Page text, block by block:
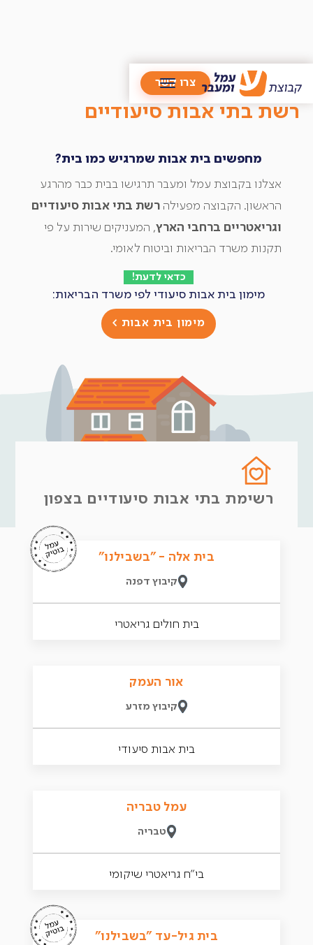
צרו קשר
בתי אבות
רשת בתי אבות סיעודיים
מחפשים בית אבות שמרגיש כמו בית?
אצלנו בקבוצת עמל ומעבר תרגישו בבית כבר מהרגע
הראשון. הקבוצה מפעילהרשת בתי אבות סיעודיים
וגריאטריים ברחבי הארץ, המעניקים שירות על פי
תקנות משרד הבריאות וביטוח לאומי.
כדאי לדעת!
מימון בית אבות סיעודי לפי משרד הבריאות:
מימון בית אבות >
רשימת בתי אבות סיעודיים בצפון
בית אלה - "בשבילנו"
קיבוץ דפנה
בית חולים גריאטרי
אור העמק
קיבוץ מזרע
בית אבות סיעודי
עמל טבריה
טבריה
בי״ח גריאטרי שיקומי
בית גיל-עד "בשבילנו"